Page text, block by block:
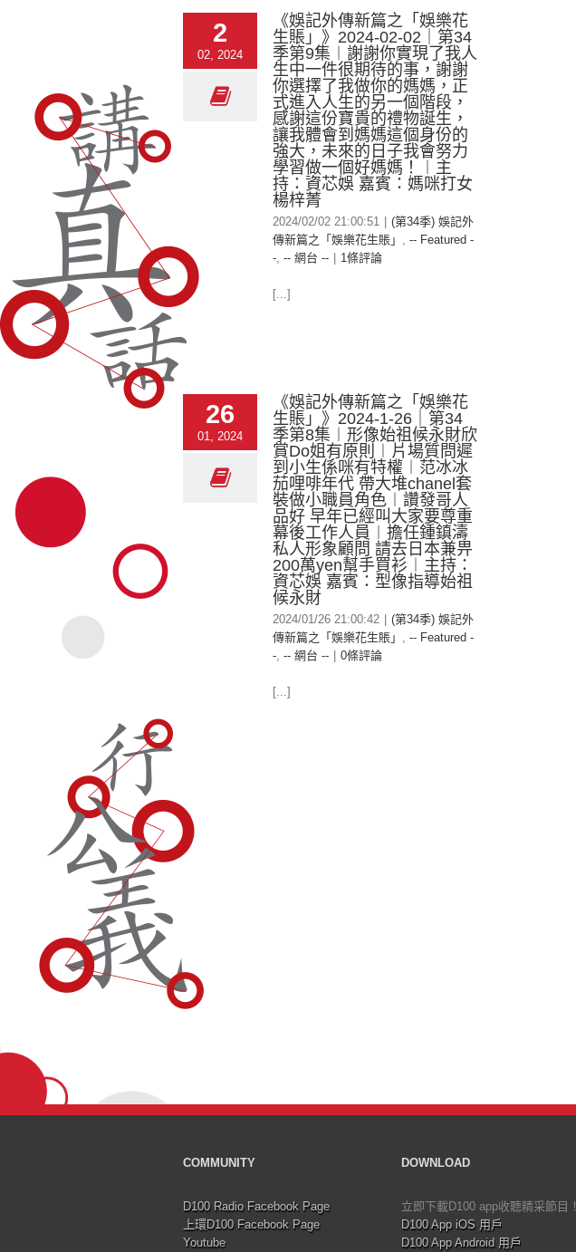
2
02, 2024
《娛記外傳新篇之「娛樂花
生賬」》2024-02-02｜第34
季第9集︱謝謝你實現了我人
生中一件很期待的事，謝謝
你選擇了我做你的媽媽，正
式進入人生的另一個階段，
感謝這份寶貴的禮物誕生，
讓我體會到媽媽這個身份的
強大，未來的日子我會努力
學習做一個好媽媽！︱主
持：資芯娛 嘉賓：媽咪打女
楊梓菁
2024/02/02 21:00:51
(第34季) 娛記外
傳新篇之「娛樂花生賬」 , -- Featured -
-, -- 網台 -- 1條評論
[...]
26
01, 2024
《娛記外傳新篇之「娛樂花
生賬」》2024-1-26｜第34
季第8集︱形像始祖候永財欣
賞Do姐有原則︱片場質問遲
到小生係咪有特權︱范冰冰
茄哩啡年代 帶大堆chanel套
裝做小職員角色︱讚發哥人
品好 早年已經叫大家要尊重
幕後工作人員︱擔任鍾鎮濤
私人形象顧問 請去日本兼畀
200萬yen幫手買衫︱主持：
資芯娛 嘉賓：型像指導始祖
候永財
2024/01/26 21:00:42
(第34季) 娛記外
傳新篇之「娛樂花生賬」 , -- Featured -
-, -- 網台 -- 0條評論
[...]
COMMUNITY
D100 Radio Facebook Page
上環D100 Facebook Page
Youtube
DOWNLOAD
立即下載D100 app收聽精采節目！
D100 App iOS 用戶
D100 App Android 用戶